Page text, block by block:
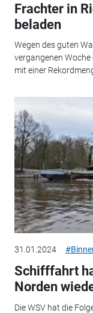
Frachter in
beladen
Wegen des guten
vergangenen
mit einer
31.01.2024
Schifffahrt
Norden
Die WSV hat die